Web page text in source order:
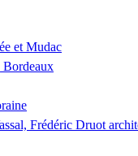
et Mudac
Bordeaux
Frédéric Druot